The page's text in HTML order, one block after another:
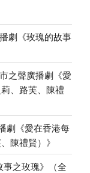
劇《玫瑰的故事
之聲廣播劇《愛
、路芙、陳禮
劇《愛在香港每
陳禮賢） 》
之玫瑰》（全